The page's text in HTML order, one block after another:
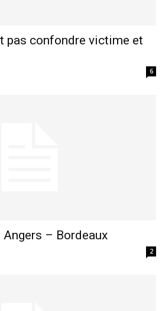
pas confondre victime et
6
– Bordeaux
2